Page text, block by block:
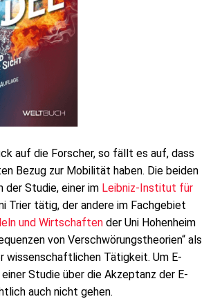
auf die Forscher, so fällt es auf, dass
Bezug zur Mobilität haben. Die beiden
der Studie, einer im Leibniz-Institut für
Trier tätig, der andere im Fachgebiet
und Wirtschaften der Uni Hohenheim
von Verschwörungstheorien“ als
wissenschaftlichen Tätigkeit. Um E-
Studie über die Akzeptanz der E-
auch nicht gehen.